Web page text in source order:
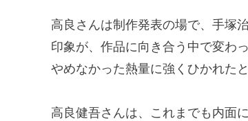
高良さんは制作発表の場で、手塚
印象が、作品に向き合う中で変わ
やめなかった熱量に強くひかれた
高良健吾さんは、これまでも内面